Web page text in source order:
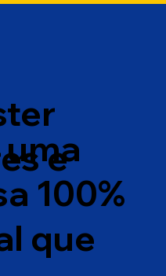
e
100%
que